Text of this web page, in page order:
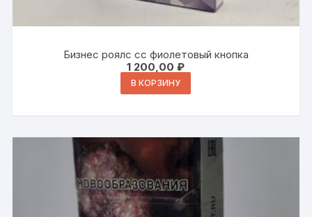
Бизнес роялс сс фиолетовый кнопка
1 200,00₽
В КОРЗИНУ